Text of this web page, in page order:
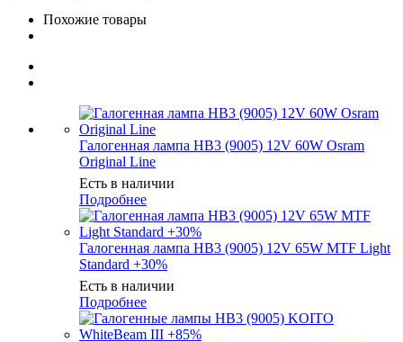
Похожие товары
Галогенная лампа HB3 (9005) 12V 60W Osram
Original Line
Есть в наличии
Подробнее
Галогенная лампа HB3 (9005) 12V 65W MTF Light
Standard +30%
Есть в наличии
Подробнее